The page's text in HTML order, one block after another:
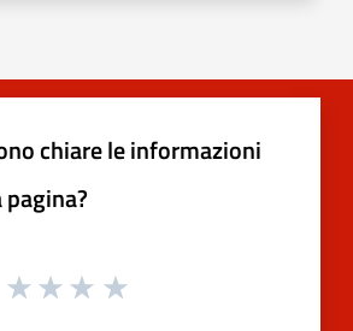
chiare le informazioni